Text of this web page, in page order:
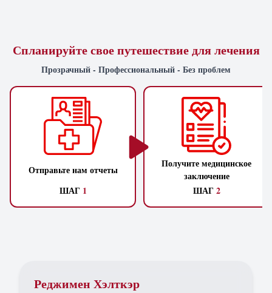
Спланируйте свое путешествие для лечения
Прозрачный - Профессиональный - Без проблем
Отправьте нам отчеты
ШАГ 1
Получите медицинское
заключение
ШАГ2
Реджимен Хэлткэр